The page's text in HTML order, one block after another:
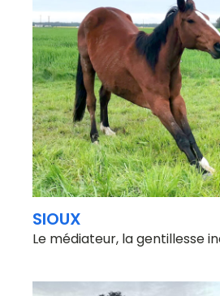
SIOUX
Le médiateur, la gentillesse